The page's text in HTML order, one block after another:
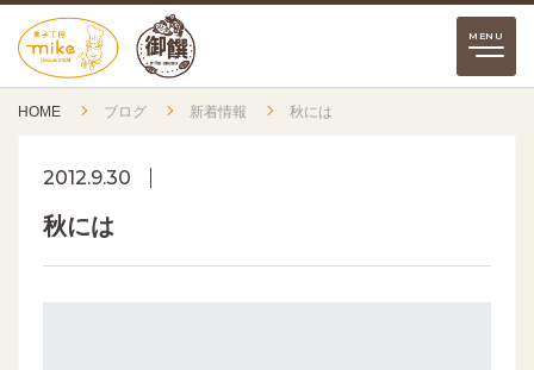
HOME ブログ 新着情報 秋には
2012.9.30
秋には